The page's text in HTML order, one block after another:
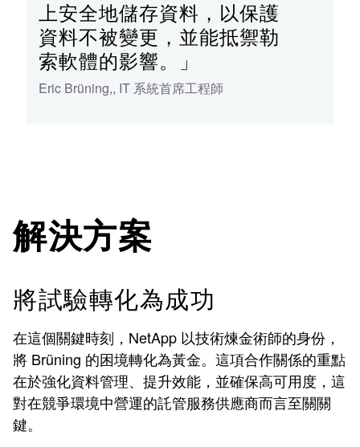
上安全地儲存資料，以保護
資料不被變更，並能抵禦勒
索軟體的影響。」
Eric Brüning,, IT 系統首席工程師
解決方案
將試驗轉化為成功
在這個關鍵時刻，NetApp 以技術煉金術師的身份，
將 Brüning 的困境轉化為黃金。這項合作關係的重點
在於強化資料管理、提升效能，並確保高可用度，這
對在競爭環境中營運的託管服務供應商而言至關關
鍵。